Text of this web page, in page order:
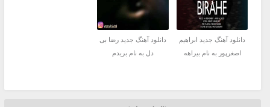
دانلود آهنگ جدید ابراهیم
اصغرپور به نام بیراهه
دانلود آهنگ جدید رضا بی
دل به نام بریدم